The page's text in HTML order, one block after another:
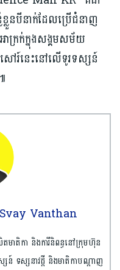
លួនបីនាក់ដែលប្រើជំនាញ
ក្រក់ក្នុងសង្គមសម័យ
ៅរ៍នេះនៅលើទូរទស្សន៍
Vanthan
តមាតិកា និងការីនិពន្ធនៅក្រុមហ៊ុន
សន៍ ទស្សនាវដ្ដី និងមាតិកាបណ្ដាញ